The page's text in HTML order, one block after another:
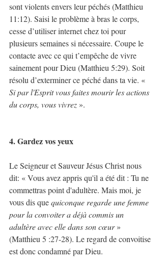
sont violents envers leur péchés (Matthieu
11:12). Saisi le problème à bras le corps,
cesse d’utiliser internet chez toi pour
plusieurs semaines si nécessaire. Coupe le
contacte avec ce qui t’empêche de vivre
sainement pour Dieu (Matthieu 5:29). Soit
résolu d’exterminer ce péché dans ta vie. «
Si par l'Esprit vous faites mourir les actions
du corps, vous vivrez ».
4. Gardez vos yeux
Le Seigneur et Sauveur Jésus Christ nous
dit: « Vous avez appris qu'il a été dit : Tu ne
commettras point d'adultère. Mais moi, je
vous dis que quiconque regarde une femme
pour la convoiter a déjà commis un
adultère avec elle dans son cœur »
(Matthieu 5 :27-28). Le regard de convoitise
est donc condamné par Dieu.